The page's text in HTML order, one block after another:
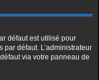
défaut est utilisé pour
défaut. L’administrateur
via votre panneau de